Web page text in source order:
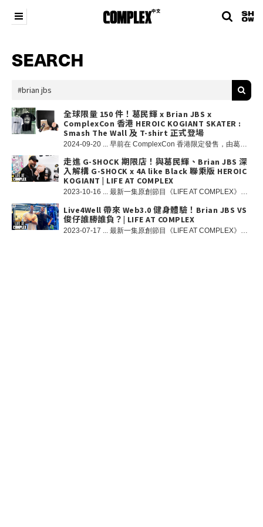
SEARCH
全球限量 150 件！葛民輝 x Brian JBS x
ComplexCon 香港 HEROIC KOGIANT SKATER :
Smash The Wall 及 T-shirt 正式登場
2024-09-20 ... 早前在 ComplexCon 香港限定發售，由葛民輝 與 Brian JBS 攜手打造之限量 150 隻 HEROIC KOGIANT SKATER : Smash The Wall 8FiVE2 版本人偶、滑板及滑板台套裝，以及會場限定 T-shirt，已經同步登陸官方網店！ 單品更可運送至全球指定地區，大家可於選購時了解更多詳情，立即登入 shop.complexchinese.com 選購吧 🔥 Previously exclusively released at ComplexCon Hong Kong, the limited edition "HEROIC KOGIANT SKATER: Smash The Wall" 8FiVE2 version set, created in collaboration by Eric Kot and Brian JBS, consisting of 150 units included figure, skateboard and quarter pipe skate ramp, along with an exclusive T-shirt, has now simultaneously arrived at the official online store! These items can be shipped to designated locations worldwide. For more details, please visit shop.complexchinese.com and start shopping now 🔥 HEROIC KOGIANT SKATER : Smash The Wall HEROIC KOGIANT SKATER : Smash The Wall T-shirt
走進 G-SHOCK 期限店！與葛民輝、Brian JBS 深
入解構 G-SHOCK x 4A like Black 聯乘版 HEROIC
KOGIANT | LIFE AT COMPLEX
2023-10-16 ... 最新一集原創節目《LIFE AT COMPLEX》，我們的主持人 Brian JBS 帶大家現場直擊 G-SHOCK x 4A like Black「HEROIC KOGIANT」期間限定店，而阿葛葛民輝親自來為大家解說，HEROIC KOGIANT 的前世今生及雛形誕生的經過。同時更與大家一同解構，今回推出的聯乘版 HEROIC KOGIANT 有何特別之處，以及整個合作背後的故事！想知道 HEROIC KOGIANT 除了能戴手錶，原來它的內部還能藏東西你又知道嗎？ G-SHOCK x 4A like Black 推出限量的 300 隻 HEROIC KOGIANT，採用雕塑級別的全樹脂物料製成，表面經磨砂處理以及多達五層的人手上色工序，打造獨特細膩的質感和膚色！HEROIC KOGIANT 的内部設計成井字九宮格的儲存空間，尺寸大小更是為 G-SHOCK 的手錶度身訂造！想擁有限量 300 隻的「HEROIC KOGIANT」？由即日起於 CASIO 授權網上旗艦店凡選購任何一款 G-SHOCK 手錶，即可以 $3,980 加購 HEROIC KOGIANT 一隻。
Live4Well 帶來 Web3.0 健身體驗！Brian JBS VS
俊仔誰勝誰負？| LIFE AT COMPLEX